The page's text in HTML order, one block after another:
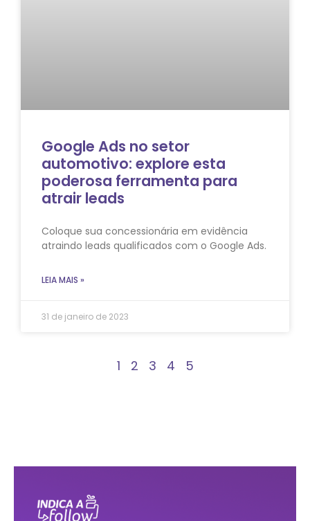
Google Ads no setor
automotivo: explore esta
poderosa ferramenta para
atrair leads
Coloque sua concessionária em evidência
atraindo leads qualificados com o Google Ads.
LEIA MAIS »
31 de janeiro de 2023
1 2 3 4 5